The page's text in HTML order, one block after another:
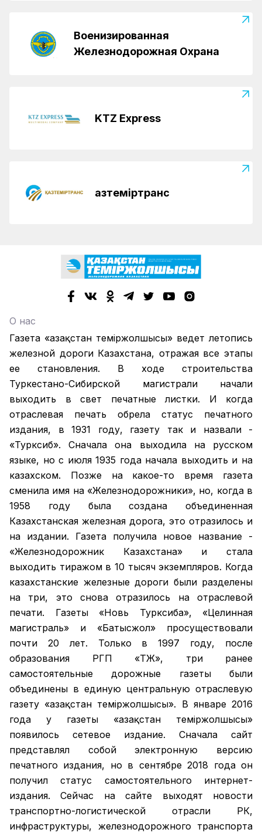
Военизированная
Железнодорожная Охрана
KTZ Express
Қазтеміртранс
О нас
Газета «Қазақстан теміржолшысы» ведет летопись
железной дороги Казахстана, отражая все этапы
ее становления. В ходе строительства
Туркестано-Сибирской магистрали начали
выходить в свет печатные листки. И когда
отраслевая печать обрела статус печатного
издания, в 1931 году, газету так и назвали -
«Турксиб». Сначала она выходила на русском
языке, но с июля 1935 года начала выходить и на
казахском. Позже на какое-то время газета
сменила имя на «Железнодорожники», но, когда в
1958 году была создана объединенная
Казахстанская железная дорога, это отразилось и
на издании. Газета получила новое название -
«Железнодорожник Казахстана» и стала
выходить тиражом в 10 тысяч экземпляров. Когда
казахстанские железные дороги были разделены
на три, это снова отразилось на отраслевой
печати. Газеты «Новь Турксиба», «Целинная
магистраль» и «Батысжол» просуществовали
почти 20 лет. Только в 1997 году, после
образования РГП «ҚТЖ», три ранее
самостоятельные дорожные газеты были
объединены в единую центральную отраслевую
газету «Қазақстан темiржолшысы». В январе 2016
года у газеты «Қазақстан теміржолшысы»
появилось сетевое издание. Сначала сайт
представлял собой электронную версию
печатного издания, но в сентябре 2018 года он
получил статус самостоятельного интернет-
издания. Сейчас на сайте выходят новости
транспортно-логистической отрасли РК,
инфраструктуры, железнодорожного транспорта